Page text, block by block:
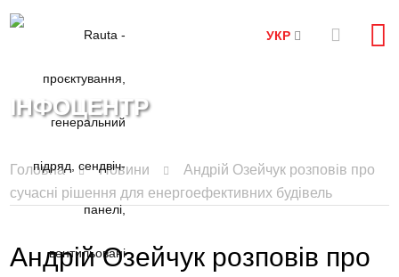
УКР
ІНФОЦЕНТР
Головна Новини
Андрій Озейчук розповів про
сучасні рішення для енергоефективних будівель
Андрій Озейчук розповів про